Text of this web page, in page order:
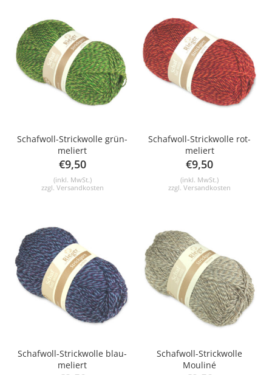
Schafwoll-Strickwolle grün-
meliert
€9,50
(inkl. MwSt.)
zzgl. Versandkosten
Schafwoll-Strickwolle rot-
meliert
€9,50
(inkl. MwSt.)
zzgl.Versandkosten
Schafwoll-Strickwolle blau-
meliert
Schafwoll-Strickwolle
Mouliné